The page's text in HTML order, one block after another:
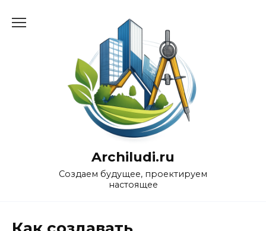
Archiludi.ru
Создаем будущее, проектируем
настоящее